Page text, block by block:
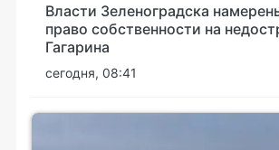
Власти Зеленоградска
право собственности на
Гагарина
сегодня, 08:41